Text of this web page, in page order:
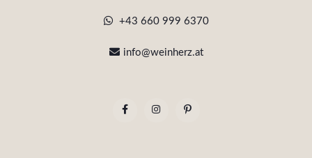
+43 660 999 6370
info@weinherz.at